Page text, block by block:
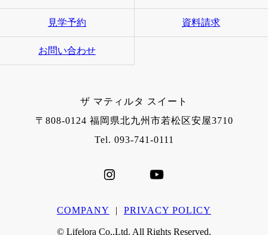
見学予約 資料請求
お問い合わせ
ザ マティルタ スイート
〒808-0124 福岡県北九州市若松区安屋3710
Tel. 093-741-0111
COMPANY | PRIVACY POLICY
© Lifelora Co.,Ltd. All Rights Reserved.